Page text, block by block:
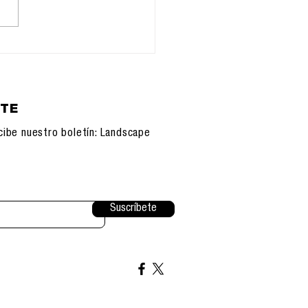
nuestro boletín: Landscape
Suscríbete